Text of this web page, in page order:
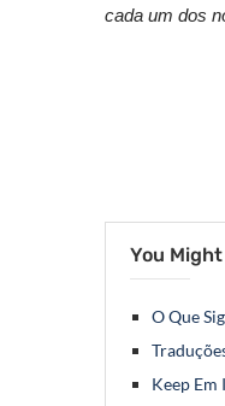
cada um dos
You
O Que
Keep Em